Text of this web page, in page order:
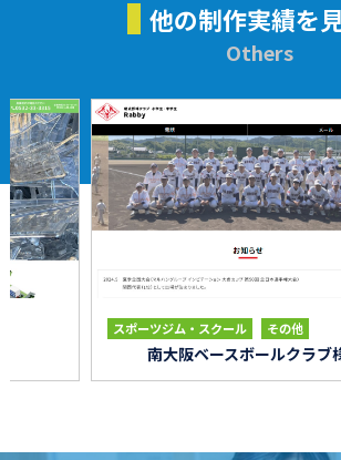
他の制作実績を
Others
スポーツジム・スクール その他
南大阪ベースボールクラブ